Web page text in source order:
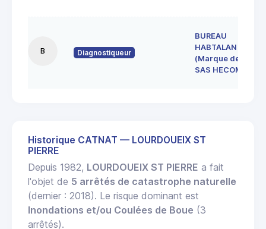
B Diagnostiqueur
BUREAU
HABTALAN
(Marque de la
SAS HECOME)
Historique CATNAT — LOURDOUEIX ST
PIERRE
Depuis 1982, LOURDOUEIX ST PIERRE a fait
l'objet de 5 arrêtés de catastrophe naturelle
(dernier : 2018). Le risque dominant est
Inondations et/ou Coulées de Boue (3
arrêtés).